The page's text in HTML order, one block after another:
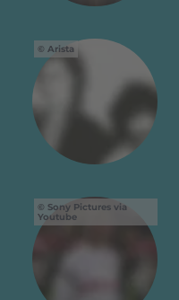
Arista
Sony Pictures via
Youtube